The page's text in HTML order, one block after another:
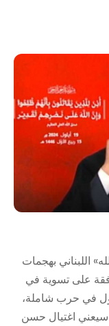
اللبناني بهجمات
على تسوية في
في حرب شاملة،
اغتيال حسن